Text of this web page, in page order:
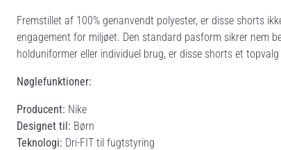
Fremstillet af 100% genanvendt polyester, er disse shorts
engagement for miljøet. Den standard pasform sikrer nem
holduniformer eller individuel brug, er disse shorts et
Nøglefunktioner:
Producent: Nike
Designet til: Børn
Teknologi: Dri-FIT til fugtstyring